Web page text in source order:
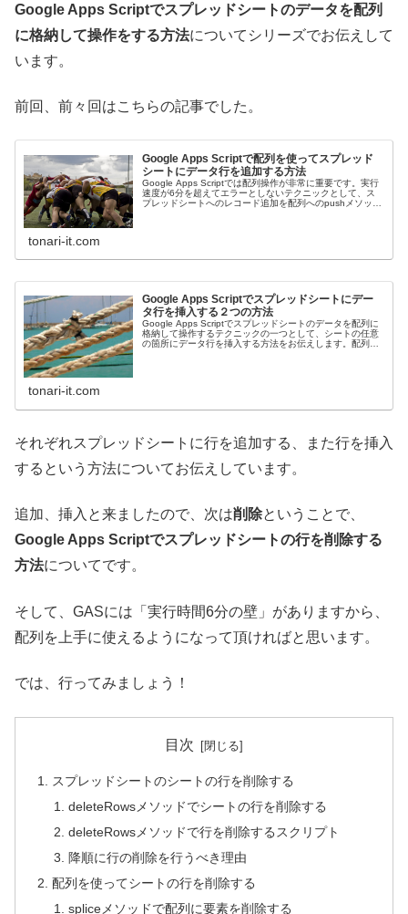
Google Apps Scriptでスプレッドシートのデータを配列
に格納して操作をする方法についてシリーズでお伝えして
います。
前回、前々回はこちらの記事でした。
Google Apps Scriptで配列を使ってスプレッド
シートにデータ行を追加する方法
Google Apps Scriptでは配列操作が非常に重要です。実行
速度が6分を超えてエラーとしないテクニックとして、ス
プレッドシートへのレコード追加を配列へのpushメソッド
tonari-it.com
Google Apps Scriptでスプレッドシートにデー
タ行を挿入する２つの方法
Google Apps Scriptでスプレッドシートのデータを配列に
格納して操作するテクニックの一つとして、シートの任意
の箇所にデータ行を挿入する方法をお伝えします。配列と
tonari-it.com
それぞれスプレッドシートに行を追加する、また行を挿入
するという方法についてお伝えしています。
追加、挿入と来ましたので、次は削除ということで、
Google Apps Scriptでスプレッドシートの行を削除する
方法についてです。
そして、GASには「実行時間6分の壁」がありますから、
配列を上手に使えるようになって頂ければと思います。
では、行ってみましょう！
目次
スプレッドシートのシートの行を削除する
deleteRowsメソッドでシートの行を削除する
deleteRowsメソッドで行を削除するスクリプト
降順に行の削除を行うべき理由
配列を使ってシートの行を削除する
spliceメソッドで配列に要素を削除する